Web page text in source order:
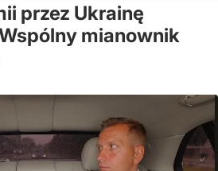
przez Ukrainę
mianownik